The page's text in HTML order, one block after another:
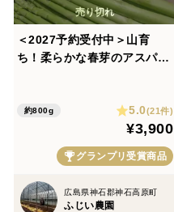
＜2027予約受付中＞山育
ち！柔らかな春芽のアスパラ
約800g 5.0(21件)
¥3,900
グランプリ受賞商品
広島県神石郡神石高原町
ふじい農園